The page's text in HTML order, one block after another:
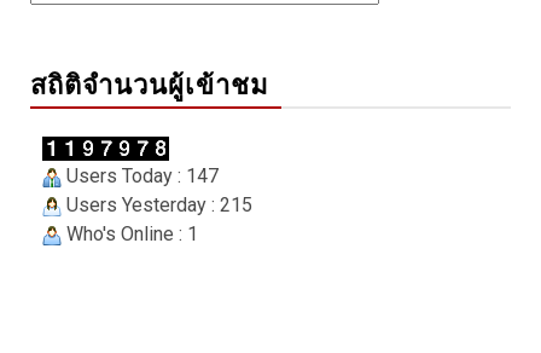
สถิติจำนวนผู้เข้าชม
Users Today : 147
Users Yesterday : 215
Who's Online : 1